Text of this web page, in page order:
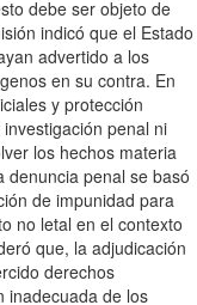
debe ser objeto de
indicó que el Estado
advertido a los
en su contra. En
y protección
penal ni
los hechos materia
denuncia penal se basó
de impunidad para
no letal en el contexto
que, la adjudicación
derechos
inadecuada de los